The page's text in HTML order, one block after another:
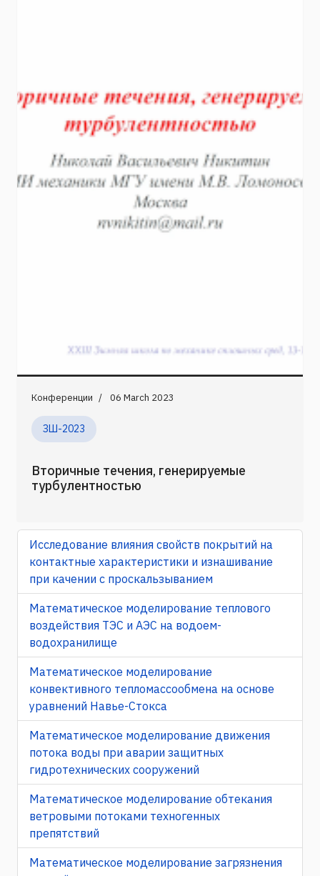
Конференции 06 March 2023
ЗШ-2023
Вторичные течения, генерируемые
турбулентностью
Исследование влияния свойств покрытий на
контактные характеристики и изнашивание
при качении с проскальзыванием
Математическое моделирование теплового
воздействия ТЭС и АЭС на водоем-
водохранилище
Математическое моделирование
конвективного тепломассообмена на основе
уравнений Навье-Стокса
Математическое моделирование движения
потока воды при аварии защитных
гидротехнических сооружений
Математическое моделирование обтекания
ветровыми потоками техногенных
препятствий
Математическое моделирование загрязнения